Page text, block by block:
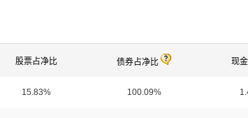
股票占净比 债券占净比 现
15.83% 100.09%